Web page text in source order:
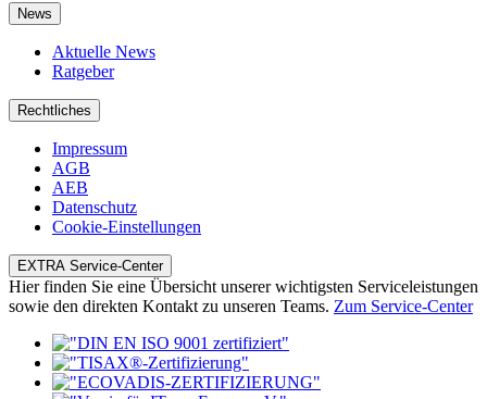
News
Aktuelle News
Ratgeber
Rechtliches
Impressum
AGB
AEB
Datenschutz
Cookie-Einstellungen
EXTRA Service-Center
Hier finden Sie eine Übersicht unserer wichtigsten Serviceleistungen
sowie den direkten Kontakt zu unseren Teams. Zum Service-Center